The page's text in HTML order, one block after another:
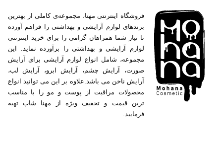
فروشگاه اینترنتی مهنا، مجموعه‌ی کاملی از بهترین
برندهای لوازم آرایشی و بهداشتی را فراهم آورده
تا نیاز شما همراهان گرامی را برای خرید اینترنتی
لوازم آرایشی و بهداشتی را برآورده نماید. این
مجموعه، شامل انواع لوازم آرایشی برای آرایش
صورت، آرایش چشم، آرایش ابرو، آرایش لب،
آرایش ناخن می باشد.علاوه بر این می توانید انواع
محصولات مراقبت از پوست و مو را با مناسب
ترین قیمت و تخفیف ویژه از مهنا شاپ تهیه
فرمایید.